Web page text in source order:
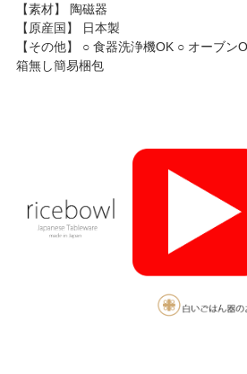
【素材】 陶磁器
【原産国】 日本製
【その他】 ○ 食器洗浄機OK ○ オーブ
箱無し簡易梱包